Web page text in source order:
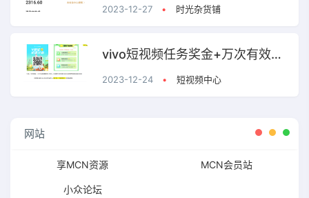
2023-12-27 • 时光杂货铺
vivo短视频任务奖金+万次有效播放3至10元
2023-12-24 • 短视频中心
网站
享MCN资源 MCN会员站
小众论坛